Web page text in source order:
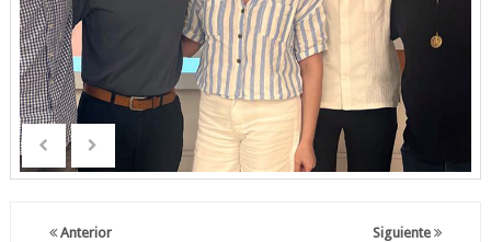
Siguiente
Anterior